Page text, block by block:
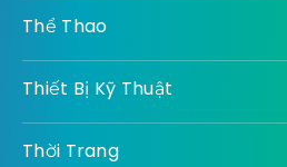
Thể Thao
Thiết Bị Kỹ Thuật
Thời Trang